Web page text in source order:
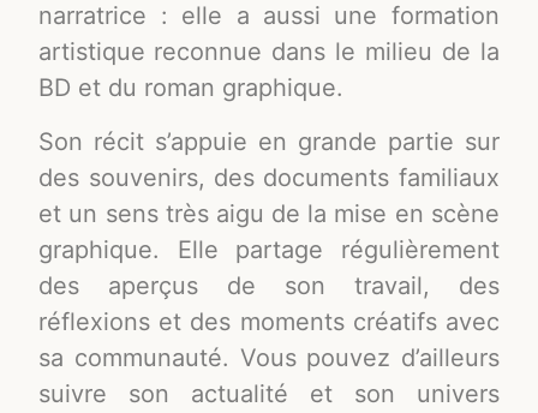
narratrice : elle a aussi une formation
artistique reconnue dans le milieu de la
BD et du roman graphique.
Son récit s’appuie en grande partie sur
des souvenirs, des documents familiaux
et un sens très aigu de la mise en scène
graphique. Elle partage régulièrement
des aperçus de son travail, des
réflexions et des moments créatifs avec
sa communauté. Vous pouvez d’ailleurs
suivre son actualité et son univers